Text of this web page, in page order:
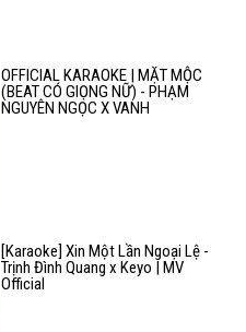
OFFICIAL KARAOKE | MẶT MỘC
(BEAT CÓ GIỌNG NỮ) - PHẠM
NGUYÊN NGỌC X VANH
[Karaoke] Xin Một Lần Ngoại Lệ -
Trịnh Đình Quang x Keyo | MV
Official